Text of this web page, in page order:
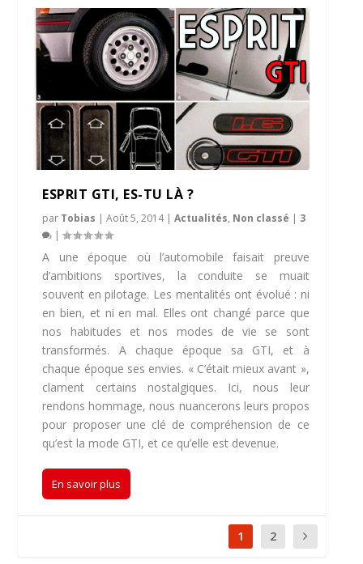
ESPRIT GTI, ES-TU LÀ ?
par Tobias |Août 5, 2014|Actualités, Non classé | 3
|
A une époque où l’automobile faisait preuve
d’ambitions sportives, la conduite se muait
souvent en pilotage. Les mentalités ont évolué : ni
en bien, et ni en mal. Elles ont changé parce que
nos habitudes et nos modes de vie se sont
transformés. A chaque époque sa GTI, et à
chaque époque ses envies. « C’était mieux avant »,
clament certains nostalgiques. Ici, nous leur
rendons hommage, nous nuancerons leurs propos
pour proposer une clé de compréhension de ce
qu’est la mode GTI, et ce qu’elle est devenue.
En savoir plus
1 2